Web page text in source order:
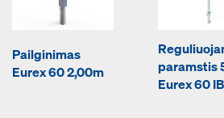
Pailginimas
Eurex 60 2,00m
paramstis
Eurex 60 IB